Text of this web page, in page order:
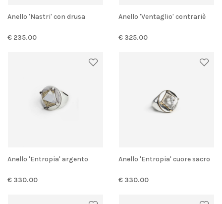
Anello 'Nastri' con drusa
€ 235.00
Anello 'Ventaglio' contrariè
€ 325.00
Anello 'Entropia' argento
€ 330.00
Anello 'Entropia' cuore sacro
€ 330.00